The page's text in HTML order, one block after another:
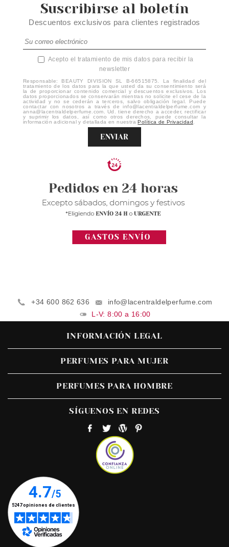
Suscribirse al boletín
Descuentos exclusivos para clientes registrados
Acepto el tratamiento de mis datos para recibir la
newsletter
Responsable: BEAUTY DIVISION SL B-66515875. La finalidad del
tratamiento de los datos para la que usted da su consentimiento será
la de proporcionar contenido comercial y descuentos exclusivos. Los
datos proporcionados se conservarán mientras no solicite el cese de la
actividad y no se cederán a terceros, salvo obligación legal. Puede
contactar con nosotros a través de info@lacentraldelperfume.com y
anna@lacentraldelperfume.com. Ud. tiene derecho a acceder, rectificar
y suprimir los datos, así como otros derechos, puede consultar la
información adicional y detallada en nuestraPolítica de Privacidad
ENVIAR
+34 600 862 636
info@lacentraldelperfume.com
L-V: 8:00 a 16:00
INFORMACIÓN LEGAL
PERFUMES PARA MUJER
PERFUMES PARA HOMBRE
SÍGUENOS EN REDES